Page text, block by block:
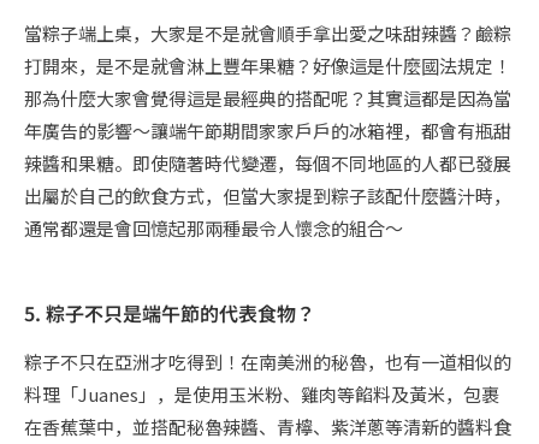
當粽子端上桌，大家是不是就會順手拿出愛之味甜辣醬？鹼粽
打開來，是不是就會淋上豐年果糖？好像這是什麼國法規定！
那為什麼大家會覺得這是最經典的搭配呢？其實這都是因為當
年廣告的影響～讓端午節期間家家戶戶的冰箱裡，都會有瓶甜
辣醬和果糖。即使隨著時代變遷，每個不同地區的人都已發展
出屬於自己的飲食方式，但當大家提到粽子該配什麼醬汁時，
通常都還是會回憶起那兩種最令人懷念的組合～
5. 粽子不只是端午節的代表食物？
粽子不只在亞洲才吃得到！在南美洲的秘魯，也有一道相似的
料理「Juanes」，是使用玉米粉、雞肉等餡料及黃米，包裹
在香蕉葉中，並搭配秘魯辣醬、青檸、紫洋蔥等清新的醬料食